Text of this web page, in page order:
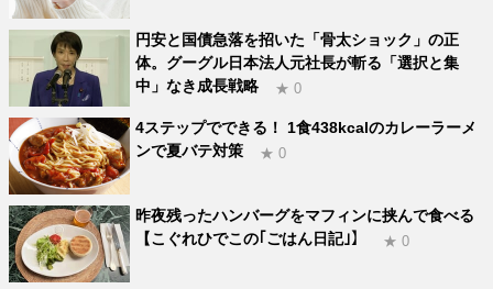
円安と国債急落を招いた「骨太ショック」の正
体。グーグル日本法人元社長が斬る「選択と集
中」なき成長戦略
★ 0
4ステップでできる！ 1食438kcalのカレーラーメ
ンで夏バテ対策
★ 0
昨夜残ったハンバーグをマフィンに挟んで食べる
【こぐれひでこの｢ごはん日記｣】
★ 0